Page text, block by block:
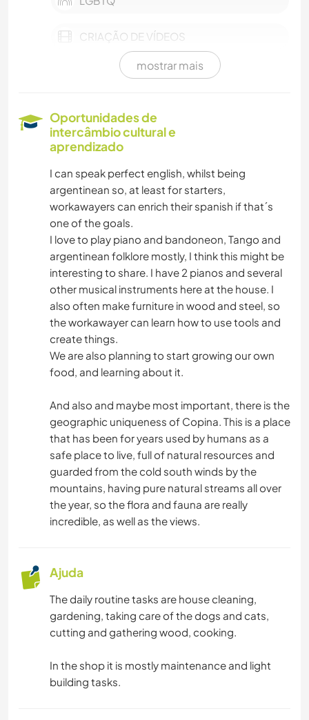
CRIAÇÃO DE VÍDEOS
AUTODESENVOLVIMENTO
MÚSICA
HISTÓRIA
JARDINAGEM
FOTOGRAFIA
IDIOMAS
ARTE E DESIGN
FAÇA VOCÊ MESMO
mostrar mais
Oportunidades de
intercâmbio cultural e
aprendizado
I can speak perfect english, whilst being
argentinean so, at least for starters,
workawayers can enrich their spanish if that´s
one of the goals.
I love to play piano and bandoneon, Tango and
argentinean folklore mostly, I think this might be
interesting to share. I have 2 pianos and several
other musical instruments here at the house. I
also often make furniture in wood and steel, so
the workawayer can learn how to use tools and
create things.
We are also planning to start growing our own
food, and learning about it.
And also and maybe most important, there is the
geographic uniqueness of Copina. This is a place
that has been for years used by humans as a
safe place to live, full of natural resources and
guarded from the cold south winds by the
mountains, having pure natural streams all over
the year, so the flora and fauna are really
incredible, as well as the views.
Ajuda
The daily routine tasks are house cleaning,
gardening, taking care of the dogs and cats,
cutting and gathering wood, cooking.
In the shop it is mostly maintenance and light
building tasks.